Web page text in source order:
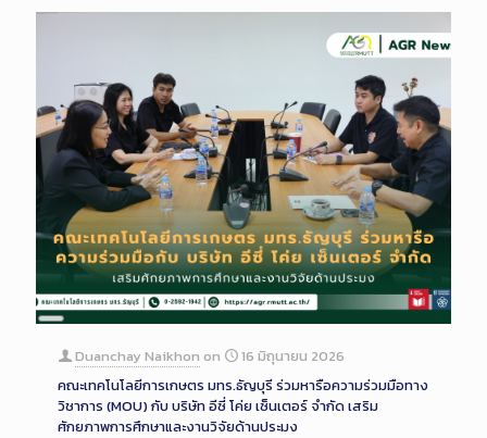
Long
Description
Duanchay Naikhon on
16 มิถุนายน 2026
คณะเทคโนโลยีการเกษตร มทร.ธัญบุรี ร่วมหารือความร่วมมือทาง
วิชาการ (MOU) กับ บริษัท อีซี่ โค่ย เซ็นเตอร์ จำกัด เสริม
ศักยภาพการศึกษาและงานวิจัยด้านประมง